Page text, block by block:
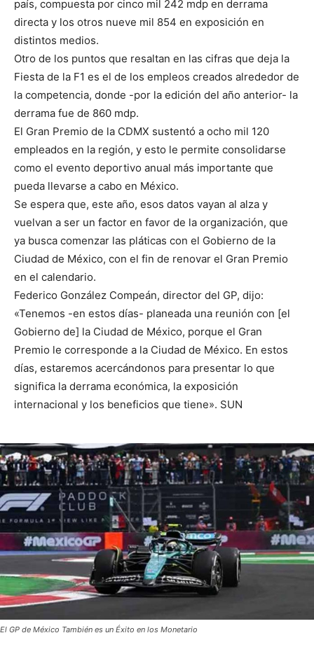
país, compuesta por cinco mil 242 mdp en derrama
directa y los otros nueve mil 854 en exposición en
distintos medios.
Otro de los puntos que resaltan en las cifras que deja la
Fiesta de la F1 es el de los empleos creados alrededor de
la competencia, donde -por la edición del año anterior- la
derrama fue de 860 mdp.
El Gran Premio de la CDMX sustentó a ocho mil 120
empleados en la región, y esto le permite consolidarse
como el evento deportivo anual más importante que
pueda llevarse a cabo en México.
Se espera que, este año, esos datos vayan al alza y
vuelvan a ser un factor en favor de la organización, que
ya busca comenzar las pláticas con el Gobierno de la
Ciudad de México, con el fin de renovar el Gran Premio
en el calendario.
Federico González Compeán, director del GP, dijo:
«Tenemos -en estos días- planeada una reunión con [el
Gobierno de] la Ciudad de México, porque el Gran
Premio le corresponde a la Ciudad de México. En estos
días, estaremos acercándonos para presentar lo que
significa la derrama económica, la exposición
internacional y los beneficios que tiene». SUN
El GP de México También es un Éxito en los Monetario